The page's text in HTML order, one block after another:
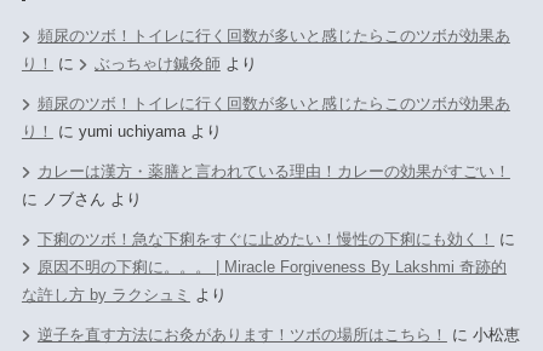
頻尿のツボ！トイレに行く回数が多いと感じたらこのツボが効果あ
り！
に ぶっちゃけ鍼灸師 より
頻尿のツボ！トイレに行く回数が多いと感じたらこのツボが効果あ
り！
に yumi uchiyamaより
カレーは漢方・薬膳と言われている理由！カレーの効果がすごい！
に ノブさん より
下痢のツボ！急な下痢をすぐに止めたい！慢性の下痢にも効く！
に
原因不明の下痢に。。。 | Miracle Forgiveness By Lakshmi 奇跡的
な許し方 by ラクシュミ
より
逆子を直す方法にお灸があります！ツボの場所はこちら！ に 小松恵